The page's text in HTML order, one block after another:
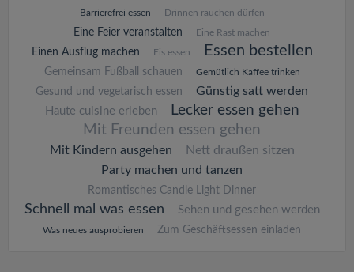
Barrierefrei essen Drinnen rauchen dürfen
Eine Feier veranstalten Eine Rast machen
Einen Ausflug machen Eis essen Essen bestellen
Gemeinsam Fußball schauen Gemütlich Kaffee trinken
Gesund und vegetarisch essen Günstig satt werden
Haute cuisine erleben
Lecker essen gehen
Mit Freunden essen gehen
Mit Kindern ausgehen
Nett draußen sitzen
Party machen und tanzen
Romantisches Candle Light Dinner
Schnell mal was essen Sehen und gesehen werden
Was neues ausprobieren Zum Geschäftsessen einladen